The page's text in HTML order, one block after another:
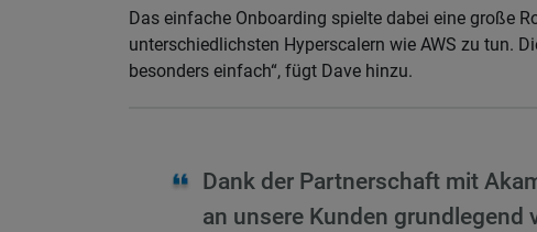
Das einfache Onboarding spielte dabei eine große
unterschiedlichsten Hyperscalern wie AWS zu tun.
besonders einfach“, fügt Dave hinzu.
Dank der Partnerschaft mit
an unsere Kunden grundlegend